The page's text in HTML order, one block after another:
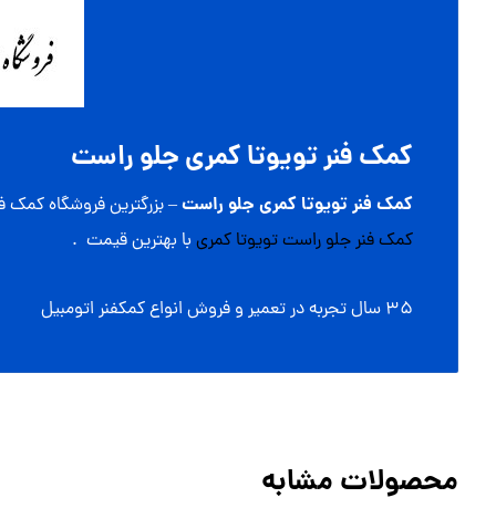
کمک فنر تویوتا کمری جلو راست
کمک فنر تویوتا کمری جلو راست– بزرگترین فروشگاه کمک
کمک فنر جلو راست تویوتا کمریبا بهترین قیمت .
۳۵ سال تجربه در تعمیر و فروش انواع کمکفنر اتومبیل
محصولات مشابه